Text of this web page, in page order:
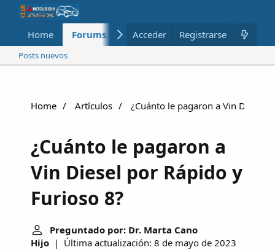
Home Forums Nuevo Miembros
Acceder Registrarse
Posts nuevos
Home Artículos ¿Cuánto le pagaron a Vin Diesel
¿Cuánto le pagaron a
Vin Diesel por Rápido y
Furioso 8?
Preguntado por: Dr. Marta Cano
Hijo | Última actualización: 8 de mayo de 2023